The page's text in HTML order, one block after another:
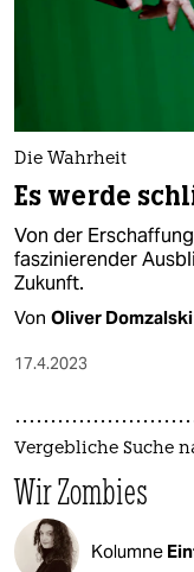
Die Wahrheit
Es werde
Von der
faszinierender
Zukunft.
Von Oliver Domzalski
17.4.2023
Vergebliche Suche
Wir Zombies
Kolumne